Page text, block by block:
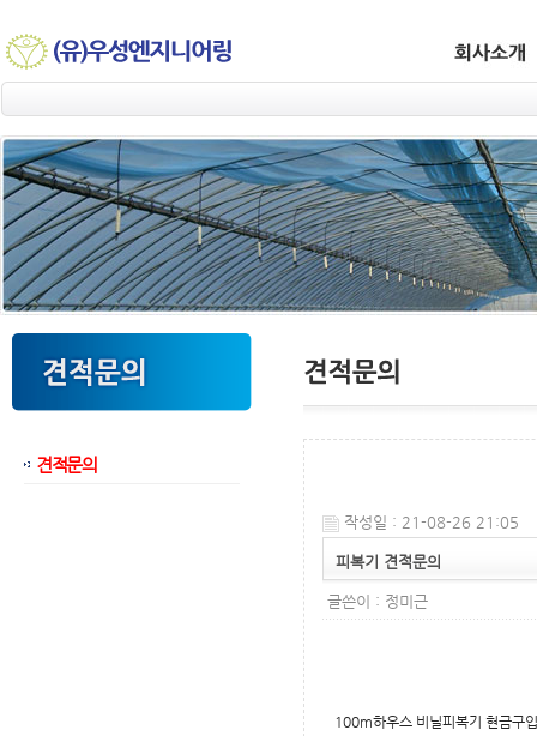
견적문의
작성일 : 21-08-26 21:05
피복기 견적문의
글쓴이 : 정미근
100m하우스 비닐피복기 현금구